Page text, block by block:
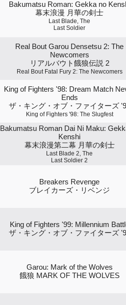
Bakumatsu Roman: Gekka no
幕末浪漫 月華の剣士
Last Blade, The
Last Soldier
Real Bout Garou Densetsu 2: The
Newcomers
リアルバウト餓狼伝説 2
Real Bout Fatal Fury 2: The Newcomers
King of Fighters '98: Dream Match
Ends
ザ・キング・オブ・ファイターズ
King of Fighters '98: The Slugfest
Bakumatsu Roman Dai Ni Maku:
Kenshi
幕末浪漫第二幕 月華の剣士
Last Blade 2, The
Last Soldier 2
Breakers Revenge
ブレイカーズ・リベンジ
King of Fighters '99: Millennium
ザ・キング・オブ・ファイターズ
Garou: Mark of the Wolves
餓狼 MARK OF THE WOLVES